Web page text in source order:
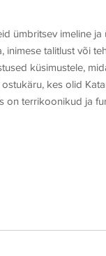
ümbritsev imeline ja
talitlust või
küsimustele,
kes olid
on terrikoonikud ja